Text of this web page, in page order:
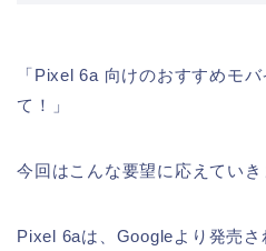
「Pixel 6a 向けのおすすめモ
て！」
今回はこんな要望に応えていき
Pixel 6aは、Googleより発売